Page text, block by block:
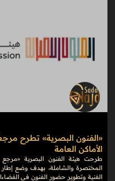
«الفنون البصرية» تطرح
الأماكن العامة
طرحت هيئة الفنون البصرية «مرجع
المختصرة والشاملة، بهدف وضع
الفنية وتطوير حضور الفنون في